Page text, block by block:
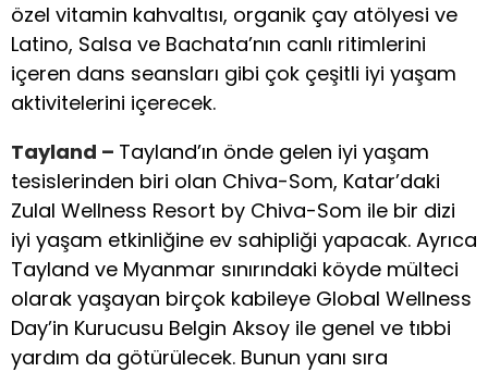
özel vitamin kahvaltısı, organik çay atölyesi ve
Latino, Salsa ve Bachata’nın canlı ritimlerini
içeren dans seansları gibi çok çeşitli iyi yaşam
aktivitelerini içerecek.
Tayland – Tayland’ın önde gelen iyi yaşam
tesislerinden biri olan Chiva-Som, Katar’daki
Zulal Wellness Resort by Chiva-Som ile bir dizi
iyi yaşam etkinliğine ev sahipliği yapacak. Ayrıca
Tayland ve Myanmar sınırındaki köyde mülteci
olarak yaşayan birçok kabileye Global Wellness
Day’in Kurucusu Belgin Aksoy ile genel ve tıbbi
yardım da götürülecek. Bunun yanı sıra